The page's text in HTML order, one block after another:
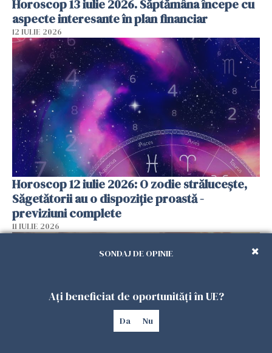
Horoscop 13 iulie 2026. Săptămâna începe cu
aspecte interesante în plan financiar
12 IULIE 2026
Horoscop 12 iulie 2026: O zodie strălucește,
Săgetătorii au o dispoziție proastă -
previziuni complete
11 IULIE 2026
SONDAJ DE OPINIE
Ați beneficiat de oportunități în UE?
Da Nu